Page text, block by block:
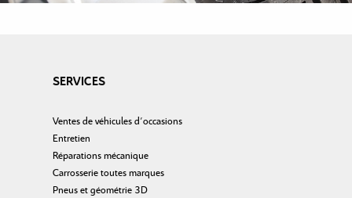
SERVICES
Ventes de véhicules d’occasions
Entretien
Réparations mécanique
Carrosserie toutes marques
Pneus et géométrie 3D